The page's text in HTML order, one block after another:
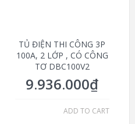
TỦ ĐIỆN THI CÔNG 3P
100A, 2 LỚP , CÓ CÔNG
TƠ DBC100V2
9.936.000₫
ADD TO CART